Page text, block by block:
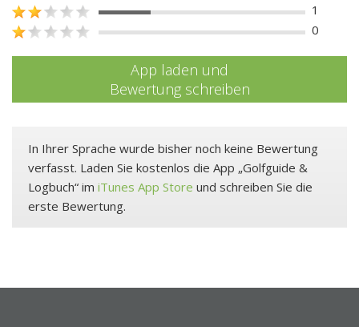
1
0
App laden und
Bewertung schreiben
In Ihrer Sprache wurde bisher noch keine Bewertung
verfasst. Laden Sie kostenlos die App „Golfguide &
Logbuch“ im iTunes App Store und schreiben Sie die
erste Bewertung.